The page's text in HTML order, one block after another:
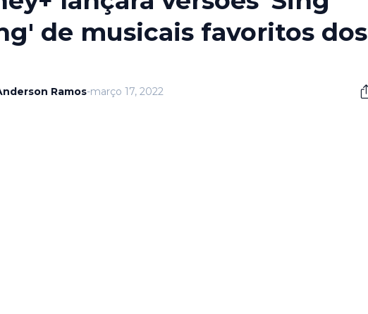
de musicais favoritos dos
Ramos-março 17, 2022